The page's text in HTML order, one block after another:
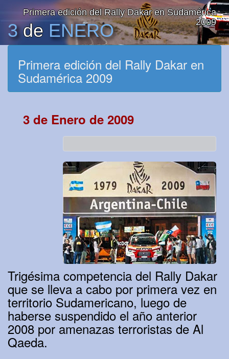
3de ENERO
Primera edición del Rally Dakar en Sudamérica
2009
Primera edición del Rally Dakar en
Sudamérica 2009
3 de Enero de 2009
Trigésima competencia del Rally Dakar
que se lleva a cabo por primera vez en
territorio Sudamericano, luego de
haberse suspendido el año anterior
2008 por amenazas terroristas de Al
Qaeda.